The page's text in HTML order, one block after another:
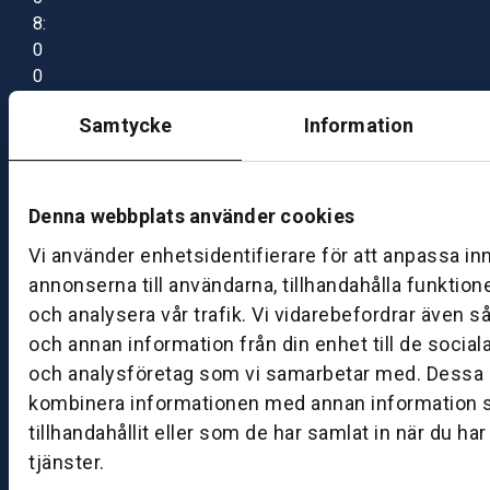
Samtycke Information
Denna webbplats använder cookies
Vi använder enhetsidentifierare för att anpassa
annonserna till användarna, tillhandahålla
och analysera vår trafik. Vi vidarebefordrar även
och annan information från din enhet till de
och analysföretag som vi samarbetar med. Dessa
kombinera informationen med annan information
tillhandahållit eller som de har samlat in när du
tjänster.
8:
0
0
7:
0
B
S
k
ö
v
d